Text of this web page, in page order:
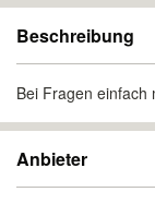
Beschreibung
Bei Fragen einfach
Anbieter